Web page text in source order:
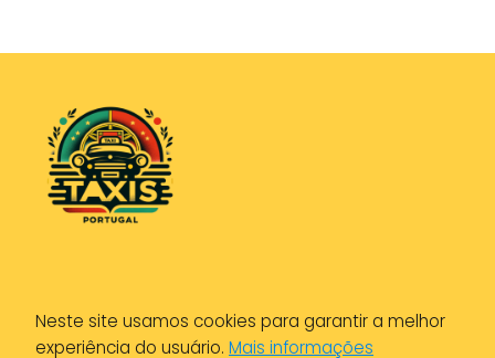
Política de Privacidade
Política de Cookies
Neste site usamos cookies para garantir a melhor
experiência do usuário. Mais informações